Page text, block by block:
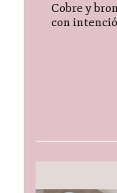
Cobre y
con